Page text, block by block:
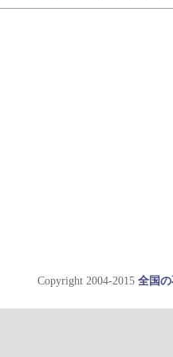
Copyright 2004-2015 全国の